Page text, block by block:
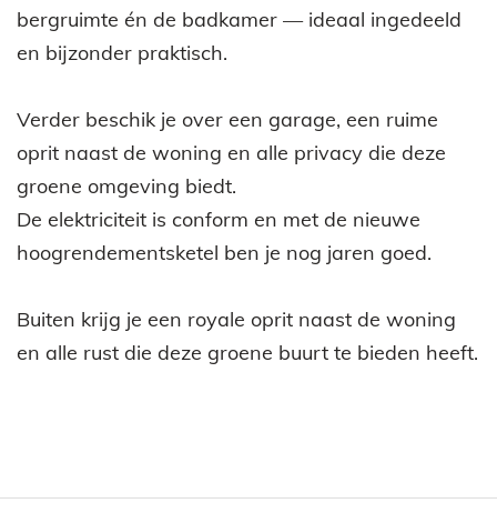
bergruimte én de badkamer — ideaal ingedeeld
en bijzonder praktisch.
Verder beschik je over een garage, een ruime
oprit naast de woning en alle privacy die deze
groene omgeving biedt.
De elektriciteit is conform en met de nieuwe
hoogrendementsketel ben je nog jaren goed.
Buiten krijg je een royale oprit naast de woning
en alle rust die deze groene buurt te bieden heeft.